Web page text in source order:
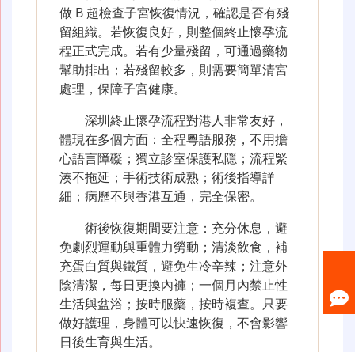
做 B 超檢查子宮恢復情況，確認是否有殘
留組織。若恢復良好，則整個終止懷孕流
程正式完成。若有少量殘留，可通過藥物
幫助排出；若殘留較多，則需要簡單清宮
處理，保障子宮健康。
深圳終止懷孕流程對港人非常友好，
體現在多個方面：全程粵語服務，不用擔
心語言障礙；獨立診室保護私隱；流程緊
湊不拖延；手術技術成熟；術後指導詳
細；病歷不與香港互通，完全保密。
術後恢復期間要注意：充分休息，避
免劇烈運動與重體力勞動；清淡飲食，補
充蛋白質與鐵質，避免生冷辛辣；注意外
陰清潔，每日更換內褲；一個月內禁止性
生活與盆浴；按時服藥，按時複查。只要
做好護理，身體可以快速恢復，不會影響
日後生育與生活。